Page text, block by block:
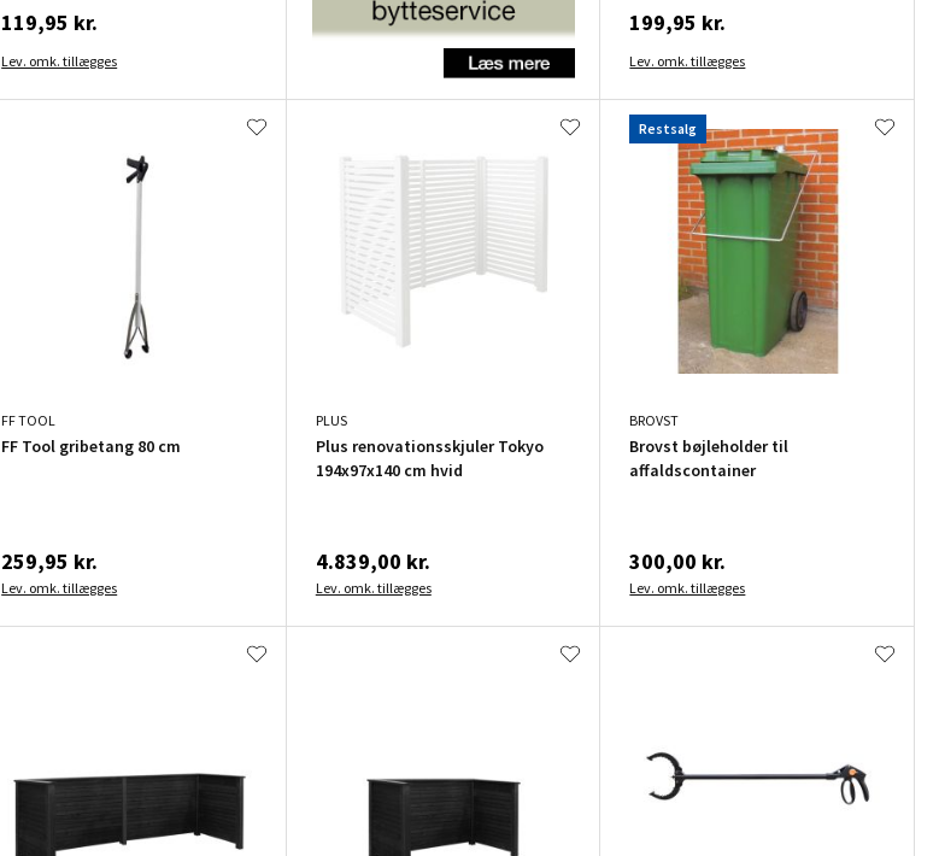
119,95 kr.
Lev. omk. tillægges
199,95 kr.
Lev. omk. tillægges
FF TOOL
FF Tool gribetang 80 cm
259,95 kr.
Lev. omk. tillægges
PLUS
Plus renovationsskjuler Tokyo
194x97x140 cm hvid
4.839,00 kr.
Lev. omk. tillægges
Restsalg
BROVST
Brovst bøjleholder til
affaldscontainer
300,00 kr.
Lev. omk. tillægges